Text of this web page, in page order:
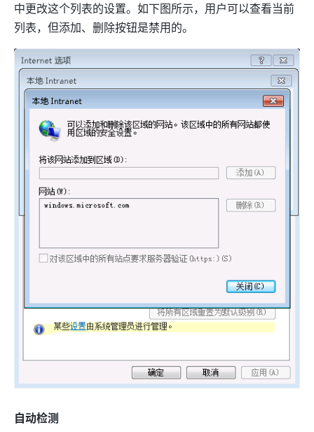
中更改这个列表的设置。如下图所示，用户可以查看当前
列表，但添加、删除按钮是禁用的。
自动检测